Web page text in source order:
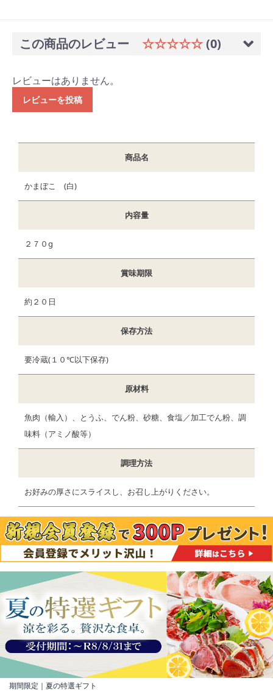
この商品のレビュー ☆☆☆☆☆(0)
レビューはありません。
レビューを投稿
商品名
かまぼこ (白)
内容量
２７０g
賞味期限
約２０日
保存方法
要冷蔵(１０℃以下保存)
原材料
魚肉（輸入）、とうふ、でん粉、砂糖、食塩／加工でん粉、調
味料（アミノ酸等）
調理方法
お好みの厚さにスライスし、お召し上がりください。
期間限定｜夏の特選ギフト